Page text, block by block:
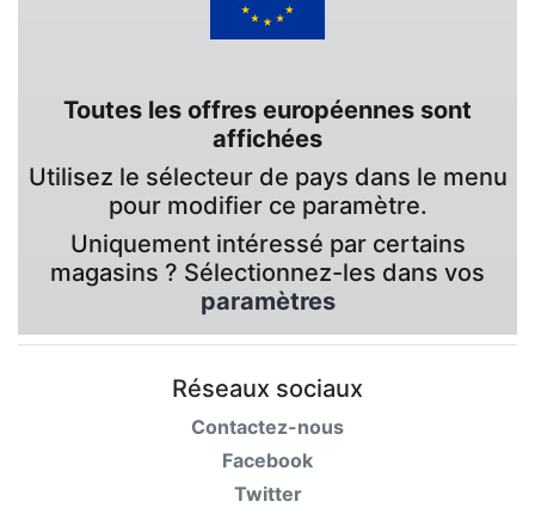
Toutes les offres européennes sont
affichées
Utilisez le sélecteur de pays dans le menu
pour modifier ce paramètre.
Uniquement intéressé par certains
magasins ? Sélectionnez-les dans vos
paramètres
Réseaux sociaux
Contactez-nous
Facebook
Twitter